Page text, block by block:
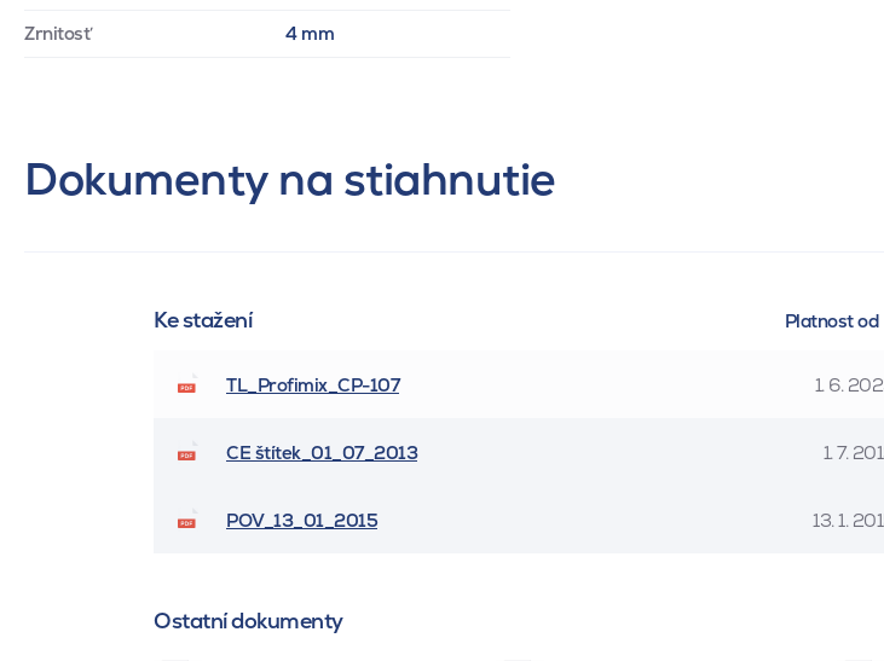
Zrnitosť 4 mm
Dokumenty na stiahnutie
Ke stažení
TL_Profimix_CP-107
Platnost od
1. 6.
CE štítek_01_07_2013 1. 7.
POV_13_01_2015 13. 1.
Ostatní dokumenty